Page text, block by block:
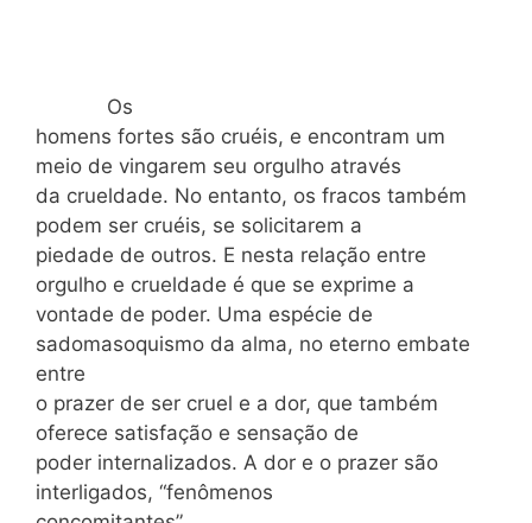
Os
homens fortes são cruéis, e encontram um
meio de vingarem seu orgulho através
da crueldade. No entanto, os fracos também
podem ser cruéis, se solicitarem a
piedade de outros. E nesta relação entre
orgulho e crueldade é que se exprime a
vontade de poder. Uma espécie de
sadomasoquismo da alma, no eterno embate
entre
o prazer de ser cruel e a dor, que também
oferece satisfação e sensação de
poder internalizados. A dor e o prazer são
interligados, “fenômenos